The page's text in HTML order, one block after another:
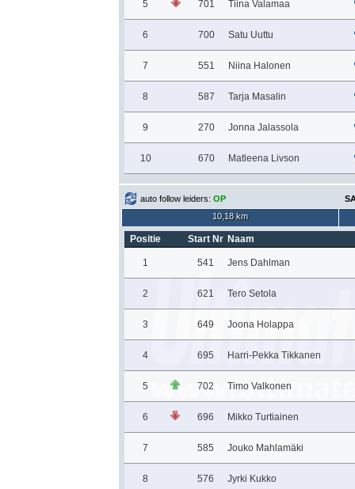
5 701 Tiina Valamaa
6 700 Satu Uuttu
7 551 Niina Halonen
8 587 Tarja Masalin
9 270 Jonna Jalassola
10 670 Matleena Livson
auto follow leiders: OP
10,18 km
Positie Start Nr Naam
1 541 Jens Dahlman
2 621 Tero Setola
3 649 Joona Holappa
4 695 Harri-Pekka Tikkanen
5 702 Timo Valkonen
6 696 Mikko Turtiainen
7 585 Jouko Mahlamäki
8 576 Jyrki Kukko